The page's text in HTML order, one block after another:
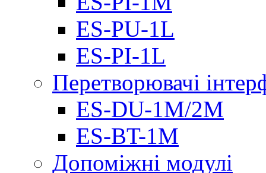
ES-PU-1L
ES-PI-1L
Перетворювачі
ES-DU-1M/2M
ES-BT-1M
Допоміжні модулі